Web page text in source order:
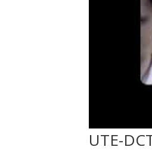
UTE-